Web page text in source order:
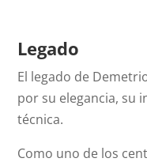
Legado
El legado de
por su elegancia, su
técnica.
Como uno de los